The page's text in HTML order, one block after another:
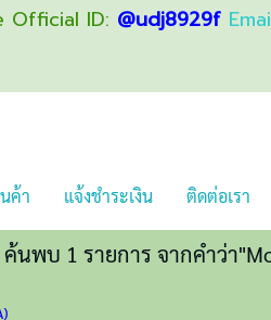
Official ID: @udj8929f
ค้า แจ้งชำระเงิน ติดต่อเรา
ค้นพบ 1 รายการ จากคำว่า